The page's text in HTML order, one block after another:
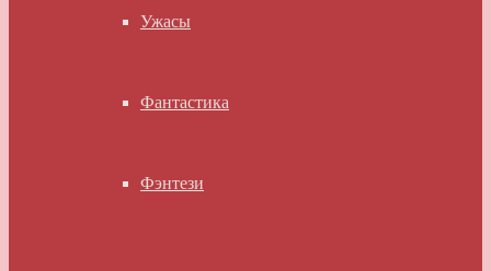
Ужасы
Фантастика
Фэнтези